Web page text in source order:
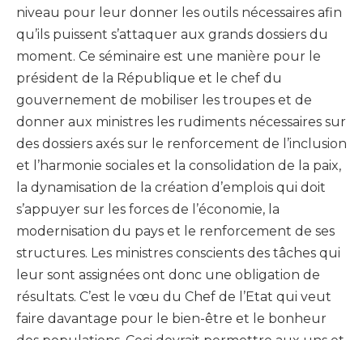
niveau pour leur donner les outils nécessaires afin
qu’ils puissent s’attaquer aux grands dossiers du
moment. Ce séminaire est une manière pour le
président de la République et le chef du
gouvernement de mobiliser les troupes et de
donner aux ministres les rudiments nécessaires sur
des dossiers axés sur le renforcement de l’inclusion
et l’harmonie sociales et la consolidation de la paix,
la dynamisation de la création d’emplois qui doit
s’appuyer sur les forces de l’économie, la
modernisation du pays et le renforcement de ses
structures. Les ministres conscients des tâches qui
leur sont assignées ont donc une obligation de
résultats. C’est le vœu du Chef de l’Etat qui veut
faire davantage pour le bien-être et le bonheur